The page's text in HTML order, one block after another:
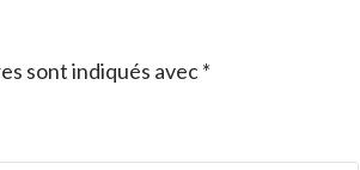
sont indiqués avec*